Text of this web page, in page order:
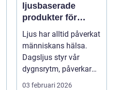
ljusbaserade
produkter för
hälsa och
välbefinnande
Ljus har alltid påverkat
människans hälsa.
Dagsljus styr vår
dygnsrytm, påverkar
humör, sömn och ene...
03 februari 2026